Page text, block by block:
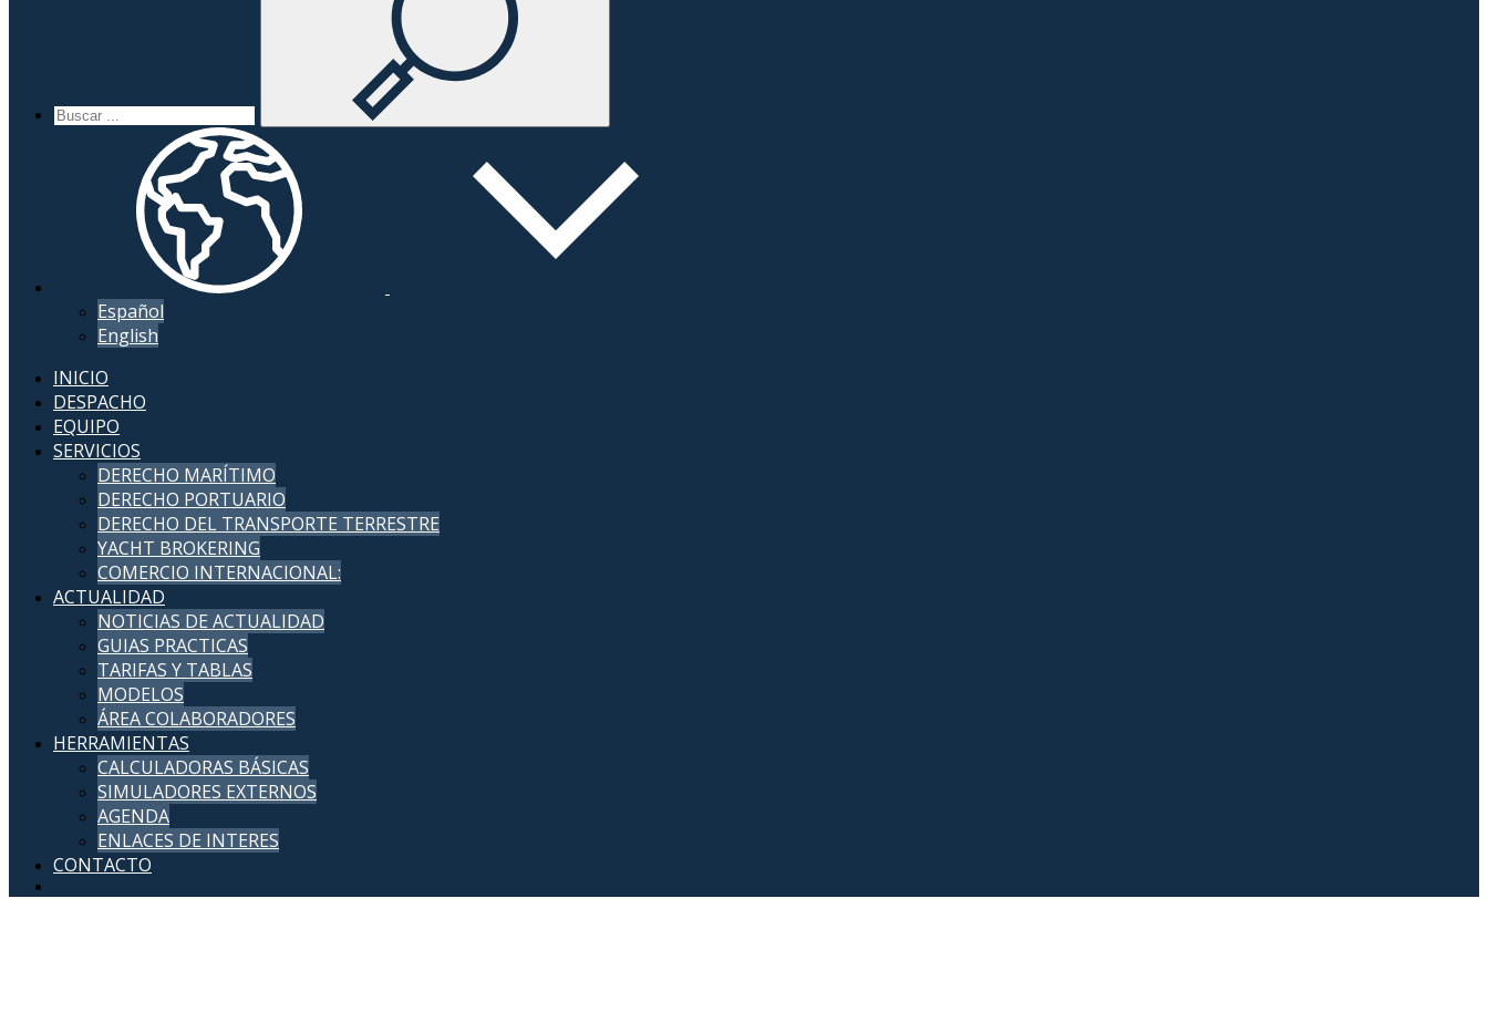
Español
English
INICIO
DESPACHO
EQUIPO
SERVICIOS
DERECHO MARÍTIMO
DERECHO PORTUARIO
DERECHO DEL TRANSPORTE TERRESTRE
YACHT BROKERING
COMERCIO INTERNACIONAL:
ACTUALIDAD
NOTICIAS DE ACTUALIDAD
GUIAS PRACTICAS
TARIFAS Y TABLAS
MODELOS
ÁREA COLABORADORES
HERRAMIENTAS
CALCULADORAS BÁSICAS
SIMULADORES EXTERNOS
AGENDA
ENLACES DE INTERES
CONTACTO